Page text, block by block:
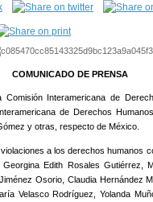
COMUNICADO DE PRENSA
Comisión Interamericana de
de Derechos
y otras, respecto de México.
a los derechos humanos
Edith Rosales Gutiérrez,
Osorio, Claudia Hernández
Velasco Rodríguez, Yolanda